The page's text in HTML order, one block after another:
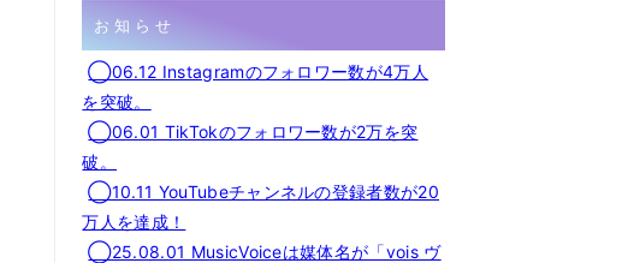
お知らせ
◯06.12 Instagramのフォロワー数が4万人
を突破。
◯06.01 TikTokのフォロワー数が2万を突
破。
◯10.11 YouTubeチャンネルの登録者数が20
万人を達成！
◯25.08.01 MusicVoiceは媒体名が「vois ヴ